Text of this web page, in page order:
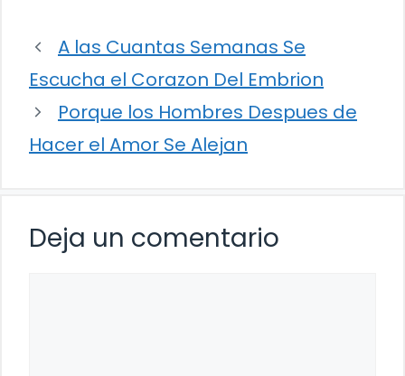
A las Cuantas Semanas Se
Escucha el Corazon Del Embrion
Porque los Hombres Despues de
Hacer el Amor Se Alejan
Deja un comentario